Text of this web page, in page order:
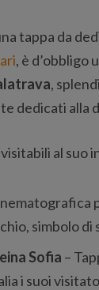
tappa da
, è d’obbligo
,
dedicati alla
al suo
simbolo di
Sofia –
i suoi